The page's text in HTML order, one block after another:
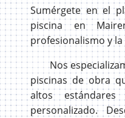
Sumérgete en el
piscina en
profesionalismo y la
Nos
piscinas de obra
altos
personalizado.